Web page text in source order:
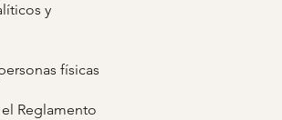
y
físicas
Reglamento